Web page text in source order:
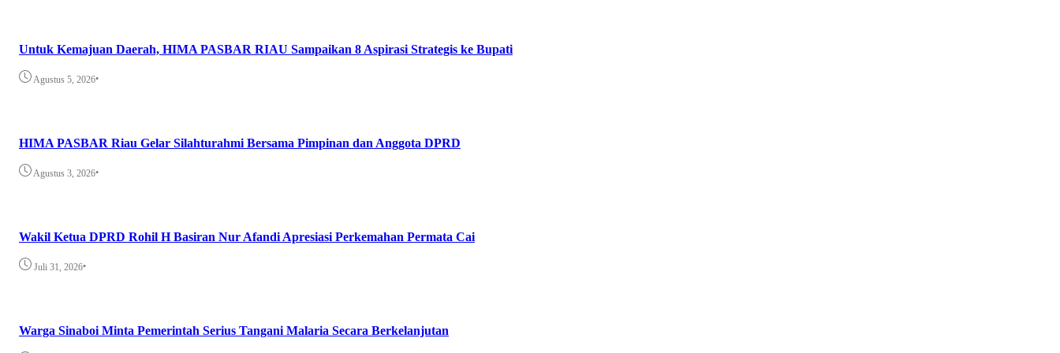
Untuk Kemajuan Daerah, HIMA PASBAR RIAU Sampaikan 8 Aspirasi Strategis ke Bupati
Agustus 5, 2026•
HIMA PASBAR Riau Gelar Silahturahmi Bersama Pimpinan dan Anggota DPRD
Agustus 3, 2026•
Wakil Ketua DPRD Rohil H Basiran Nur Afandi Apresiasi Perkemahan Permata Cai
Juli 31, 2026•
Warga Sinaboi Minta Pemerintah Serius Tangani Malaria Secara Berkelanjutan